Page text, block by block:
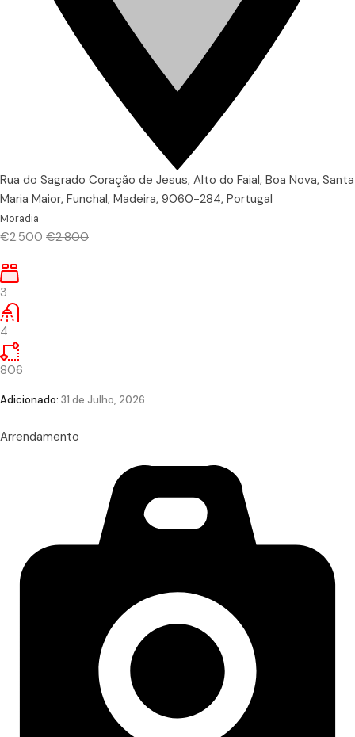
Rua do Sagrado Coração de Jesus, Alto do Faial, Boa Nova, Santa
Maria Maior, Funchal, Madeira, 9060-284, Portugal
Moradia
€2.500 €2.800
3
4
806
Adicionado: 31 de Julho, 2026
Arrendamento